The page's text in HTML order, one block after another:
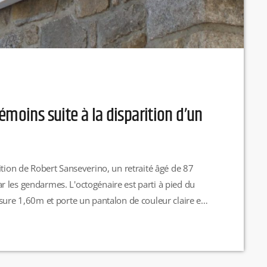
suite à la disparition d’un
de Robert Sanseverino, un retraité âgé de 87
les gendarmes. L'octogénaire est parti à pied du
1,60m et porte un pantalon de couleur claire et